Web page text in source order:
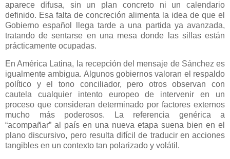
aparece difusa, sin un plan concreto ni un calendario
definido. Esa falta de concreción alimenta la idea de que el
Gobierno español llega tarde a una partida ya avanzada,
tratando de sentarse en una mesa donde las sillas están
prácticamente ocupadas.
En América Latina, la recepción del mensaje de Sánchez es
igualmente ambigua. Algunos gobiernos valoran el respaldo
político y el tono conciliador, pero otros observan con
cautela cualquier intento europeo de intervenir en un
proceso que consideran determinado por factores externos
mucho más poderosos. La referencia genérica a
“acompañar” al país en una nueva etapa suena bien en el
plano discursivo, pero resulta difícil de traducir en acciones
tangibles en un contexto tan polarizado y volátil.